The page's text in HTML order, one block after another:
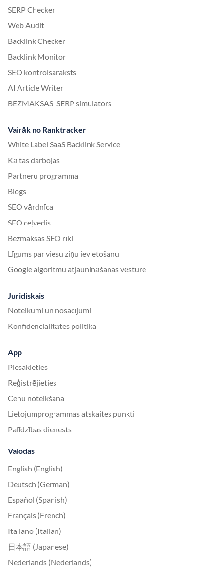
SERP Checker
Web Audit
Backlink Checker
Backlink Monitor
SEO kontrolsaraksts
AI Article Writer
BEZMAKSAS: SERP simulators
Vairāk no Ranktracker
White Label SaaS Backlink Service
Kā tas darbojas
Partneru programma
Blogs
SEO vārdnīca
SEO ceļvedis
Bezmaksas SEO rīki
Līgums par viesu ziņu ievietošanu
Google algoritmu atjaunināšanas vēsture
Juridiskais
Noteikumi un nosacījumi
Konfidencialitātes politika
App
Piesakieties
Reģistrējieties
Cenu noteikšana
Lietojumprogrammas atskaites punkti
Palīdzības dienests
Valodas
English (English)
Deutsch (German)
Español (Spanish)
Français (French)
Italiano (Italian)
日本語 (Japanese)
Nederlands (Nederlands)